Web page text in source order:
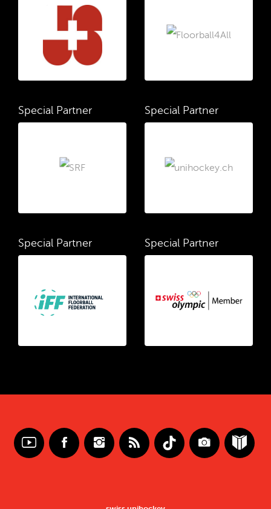
Special Partner Special Partner
Special Partner Special Partner